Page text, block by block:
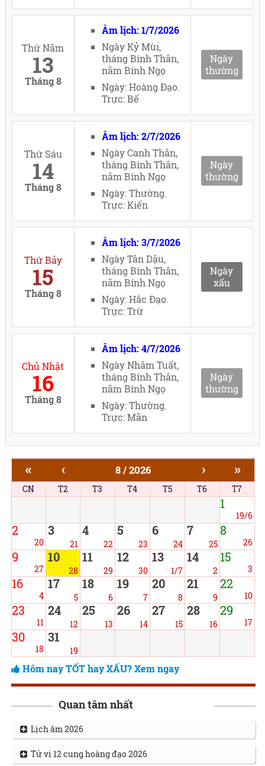
Thứ Năm
13
Tháng 8
Âm lịch: 1/7/2026
Ngày Kỷ Mùi,
tháng Bính Thân,
năm Bính Ngọ
Ngày: Hoàng Đạo.
Trực: Bế
Ngày
thường
Thứ Sáu
14
Tháng 8
Âm lịch: 2/7/2026
Ngày Canh Thân,
tháng Bính Thân,
năm Bính Ngọ
Ngày: Thường.
Trực: Kiến
Ngày
thường
Thứ Bảy
15
Tháng 8
Âm lịch: 3/7/2026
Ngày Tân Dậu,
tháng Bính Thân,
năm Bính Ngọ
Ngày: Hắc Đạo.
Trực: Trừ
Ngày
xấu
Chủ Nhật
16
Tháng 8
Âm lịch: 4/7/2026
Ngày Nhâm Tuất,
tháng Bính Thân,
năm Bính Ngọ
Ngày: Thường.
Trực: Mãn
Ngày
thường
« ‹ 8 / 2026 › »
CN T2 T3 T4 T5 T6 T7
1
19/6
2
20
3
21
4
22
5
23
6
24
7
25
8
26
9
27
10
28
11
29
12
30
13
1/7
14
2
15
3
16
4
17
5
18
6
19
7
20
8
21
9
22
10
23
11
24
12
25
13
26
14
27
15
28
16
29
17
30
18
31
19
Hôm nay TỐT hay XẤU? Xem ngay
Quan tâm nhất
Lịch âm 2026
Tử vi 12 cung hoàng đạo 2026